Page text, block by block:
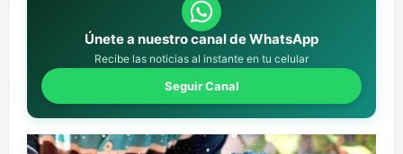
Únete a nuestro canal de WhatsApp
Recibe las noticias al instante en tu celular
Seguir Canal